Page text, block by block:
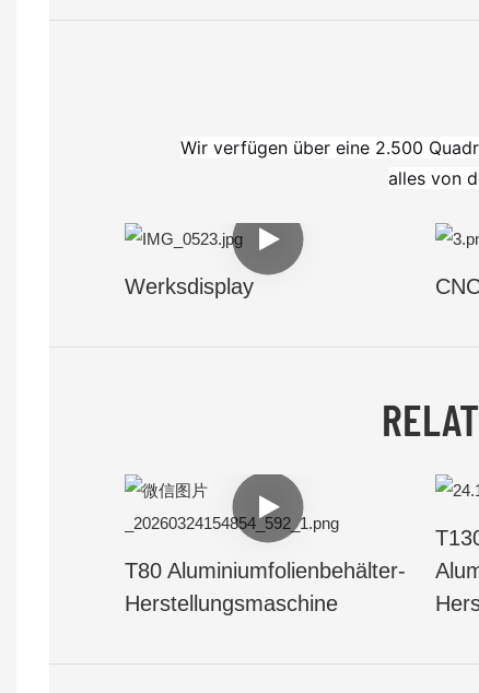
Wir verfügen über eine 2.500
alles von
Werksdisplay
T80 Aluminiumfolienbehälter-
Herstellungsmaschine